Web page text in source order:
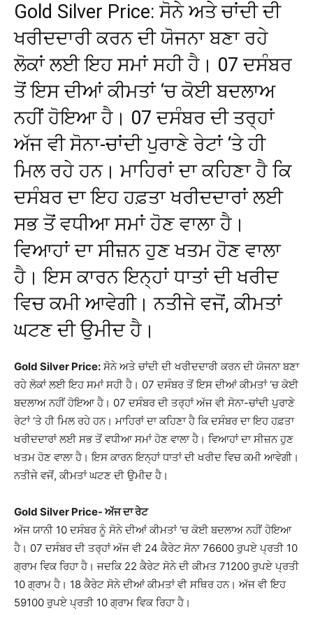
Gold Silver Price: ਸੋਨੇ ਅਤੇ ਚਾਂਦੀ ਦੀ
ਖਰੀਦਦਾਰੀ ਕਰਨ ਦੀ ਯੋਜਨਾ ਬਣਾ ਰਹੇ
ਲੋਕਾਂ ਲਈ ਇਹ ਸਮਾਂ ਸਹੀ ਹੈ। 07 ਦਸੰਬਰ
ਤੋਂ ਇਸ ਦੀਆਂ ਕੀਮਤਾਂ ‘ਚ ਕੋਈ ਬਦਲਾਅ
ਨਹੀਂ ਹੋਇਆ ਹੈ। 07 ਦਸੰਬਰ ਦੀ ਤਰ੍ਹਾਂ
ਅੱਜ ਵੀ ਸੋਨਾ-ਚਾਂਦੀ ਪੁਰਾਣੇ ਰੇਟਾਂ ‘ਤੇ ਹੀ
ਮਿਲ ਰਹੇ ਹਨ। ਮਾਹਿਰਾਂ ਦਾ ਕਹਿਣਾ ਹੈ ਕਿ
ਦਸੰਬਰ ਦਾ ਇਹ ਹਫ਼ਤਾ ਖਰੀਦਦਾਰਾਂ ਲਈ
ਸਭ ਤੋਂ ਵਧੀਆ ਸਮਾਂ ਹੋਣ ਵਾਲਾ ਹੈ।
ਵਿਆਹਾਂ ਦਾ ਸੀਜ਼ਨ ਹੁਣ ਖਤਮ ਹੋਣ ਵਾਲਾ
ਹੈ। ਇਸ ਕਾਰਨ ਇਨ੍ਹਾਂ ਧਾਤਾਂ ਦੀ ਖਰੀਦ
ਵਿਚ ਕਮੀ ਆਵੇਗੀ। ਨਤੀਜੇ ਵਜੋਂ, ਕੀਮਤਾਂ
ਘਟਣ ਦੀ ਉਮੀਦ ਹੈ।
Gold Silver Price: ਸੋਨੇ ਅਤੇ ਚਾਂਦੀ ਦੀ ਖਰੀਦਦਾਰੀ ਕਰਨ ਦੀ ਯੋਜਨਾ ਬਣਾ
ਰਹੇ ਲੋਕਾਂ ਲਈ ਇਹ ਸਮਾਂ ਸਹੀ ਹੈ। 07 ਦਸੰਬਰ ਤੋਂ ਇਸ ਦੀਆਂ ਕੀਮਤਾਂ ‘ਚ ਕੋਈ
ਬਦਲਾਅ ਨਹੀਂ ਹੋਇਆ ਹੈ। 07 ਦਸੰਬਰ ਦੀ ਤਰ੍ਹਾਂ ਅੱਜ ਵੀ ਸੋਨਾ-ਚਾਂਦੀ ਪੁਰਾਣੇ
ਰੇਟਾਂ ‘ਤੇ ਹੀ ਮਿਲ ਰਹੇ ਹਨ। ਮਾਹਿਰਾਂ ਦਾ ਕਹਿਣਾ ਹੈ ਕਿ ਦਸੰਬਰ ਦਾ ਇਹ ਹਫ਼ਤਾ
ਖਰੀਦਦਾਰਾਂ ਲਈ ਸਭ ਤੋਂ ਵਧੀਆ ਸਮਾਂ ਹੋਣ ਵਾਲਾ ਹੈ। ਵਿਆਹਾਂ ਦਾ ਸੀਜ਼ਨ ਹੁਣ
ਖਤਮ ਹੋਣ ਵਾਲਾ ਹੈ। ਇਸ ਕਾਰਨ ਇਨ੍ਹਾਂ ਧਾਤਾਂ ਦੀ ਖਰੀਦ ਵਿਚ ਕਮੀ ਆਵੇਗੀ।
ਨਤੀਜੇ ਵਜੋਂ, ਕੀਮਤਾਂ ਘਟਣ ਦੀ ਉਮੀਦ ਹੈ।
Gold Silver Price- ਅੱਜ ਦਾ ਰੇਟ
ਅੱਜ ਯਾਨੀ 10 ਦਸੰਬਰ ਨੂੰ ਸੋਨੇ ਦੀਆਂ ਕੀਮਤਾਂ ‘ਚ ਕੋਈ ਬਦਲਾਅ ਨਹੀਂ ਹੋਇਆ
ਹੈ। 07 ਦਸੰਬਰ ਦੀ ਤਰ੍ਹਾਂ ਅੱਜ ਵੀ 24 ਕੈਰੇਟ ਸੋਨਾ 76600 ਰੁਪਏ ਪ੍ਰਤੀ 10
ਗ੍ਰਾਮ ਵਿਕ ਰਿਹਾ ਹੈ। ਜਦਕਿ 22 ਕੈਰੇਟ ਸੋਨੇ ਦੀ ਕੀਮਤ 71200 ਰੁਪਏ ਪ੍ਰਤੀ
10 ਗ੍ਰਾਮ ਹੈ। 18 ਕੈਰੇਟ ਸੋਨੇ ਦੀਆਂ ਕੀਮਤਾਂ ਵੀ ਸਥਿਰ ਹਨ। ਅੱਜ ਵੀ ਇਹ
59100 ਰੁਪਏ ਪ੍ਰਤੀ 10 ਗ੍ਰਾਮ ਵਿਕ ਰਿਹਾ ਹੈ।